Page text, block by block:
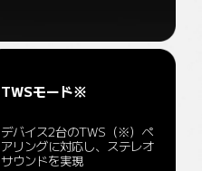
TWSモード※
デバイス2台のTWS（※）ペ
アリングに対応し、ステレオ
サウンドを実現